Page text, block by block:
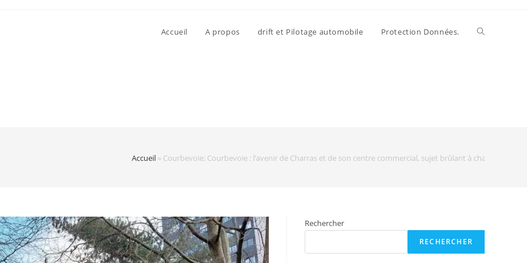
Accueil A propos drift et Pilotage automobile Protection Données.
Accueil » Courbevoie; Courbevoie : l’avenir de Charras et de son centre commercial, sujet brûlant à chaque
Rechercher
RECHERCHER